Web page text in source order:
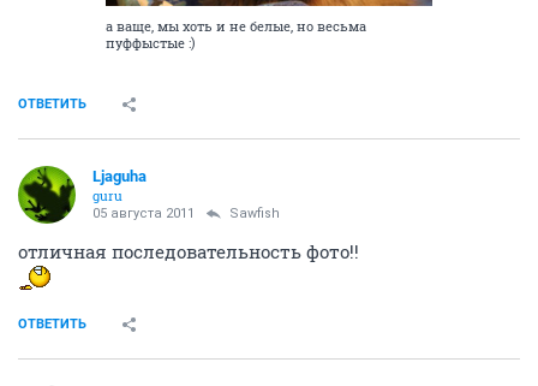
а ваще, мы хоть и не белые, но весьма
пуффыстые :)
ОТВЕТИТЬ
Ljaguha
guru
05 августа 2011 Sawfish
отличная последовательность фото!!
ОТВЕТИТЬ